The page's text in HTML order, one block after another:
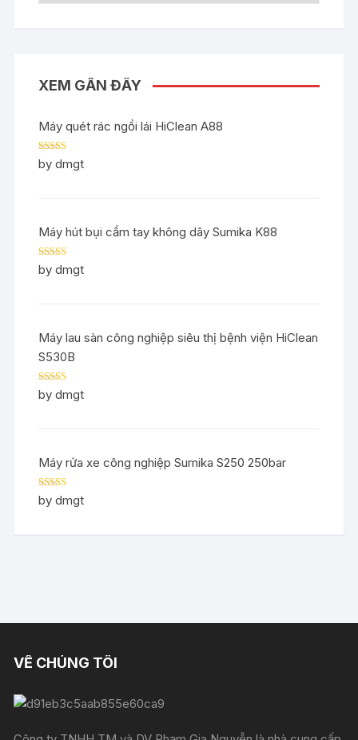
XEM GẦN ĐÂY
Máy quét rác ngồi lái HiClean A88
Rated5out
of 5
by dmgt
Máy hút bụi cầm tay không dây Sumika K88
Rated5out
of 5
by dmgt
Máy lau sàn công nghiệp siêu thị bệnh viện HiClean
S530B
Rated5out
of 5
by dmgt
Máy rửa xe công nghiệp Sumika S250 250bar
Rated5out
of 5
by dmgt
VỀ CHÚNG TÔI